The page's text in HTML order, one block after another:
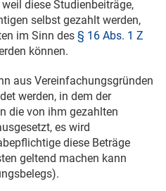
diese Studienbeiträge,
selbst gezahlt werden,
im Sinn des § 16 Abs. 1 Z
können.
aus Vereinfachungsgründen
werden, in dem der
die von ihm gezahlten
es wird
diese Beträge
geltend machen kann